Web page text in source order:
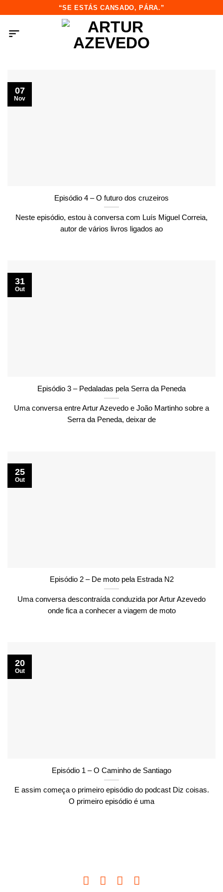
“SE ESTÁS CANSADO, PÁRA.”
Episódio 4 – O futuro dos cruzeiros
Neste episódio, estou à conversa com Luís Miguel Correia,
autor de vários livros ligados ao
07
Nov
Episódio 3 – Pedaladas pela Serra da Peneda
Uma conversa entre Artur Azevedo e João Martinho sobre a
Serra da Peneda, deixar de
31
Out
Episódio 2 – De moto pela Estrada N2
Uma conversa descontraída conduzida por Artur Azevedo
onde fica a conhecer a viagem de moto
25
Out
Episódio 1 – O Caminho de Santiago
E assim começa o primeiro episódio do podcast Diz coisas.
O primeiro episódio é uma
20
Out